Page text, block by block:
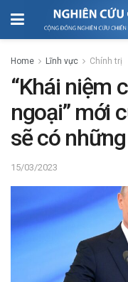
Home Lĩnh vực Chính trị
“Khái niệm
ngoại” mới
sẽ có
15/03/2023